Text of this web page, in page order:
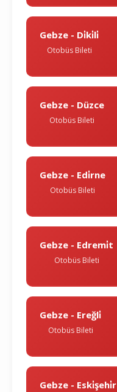
Gebze - Di̇ki̇li̇
Otobüs Bileti
Gebze - Düzce
Otobüs Bileti
Gebze - Edi̇rne
Otobüs Bileti
Gebze - Edremi̇t
Otobüs Bileti
Gebze - Ereğli̇
Otobüs Bileti
Gebze - Eski̇şehi̇r